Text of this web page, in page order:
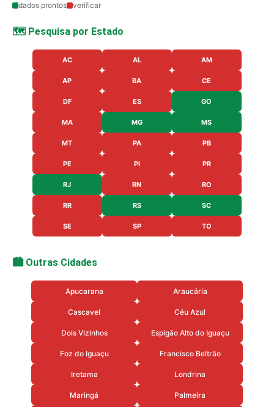
dados prontos verificar
🗺️ Pesquisa por Estado
AC AL AM
AP BA CE
DF ES GO
MA MG MS
MT PA PB
PE PI PR
RJ RN RO
RR RS SC
SE SP TO
🏙️ Outras Cidades
Apucarana Araucária
Cascavel Céu Azul
Dois Vizinhos Espigão Alto do Iguaçu
Foz do Iguaçu Francisco Beltrão
Iretama Londrina
Maringá Palmeira